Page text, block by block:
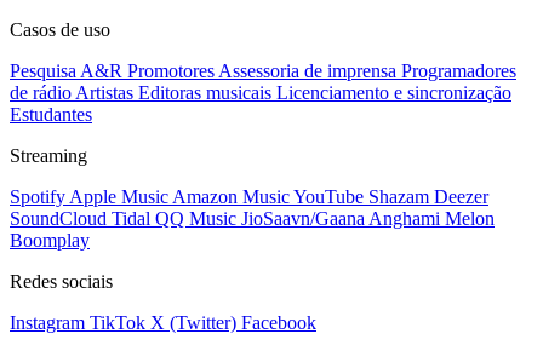
Casos de uso
Pesquisa A&R Promotores Assessoria de imprensa Programadores
de rádio Artistas Editoras musicais Licenciamento e sincronização
Estudantes
Streaming
Spotify Apple Music Amazon MusicYouTube Shazam Deezer
SoundCloud Tidal QQ Music JioSaavn/Gaana Anghami Melon
Boomplay
Redes sociais
Instagram TikTok X (Twitter) Facebook